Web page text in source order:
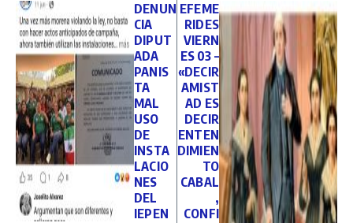
DENUN
CIA
DIPUT
ADA
PANIS
TA
MAL
USO
DE
INSTA
LACIO
NES
DEL
IEPEN
EFEME
RIDES
VIERN
ES 03 –
«DECIR
AMIST
AD ES
DECIR
ENTEN
DIMIEN
TO
CABAL
,
CONFI